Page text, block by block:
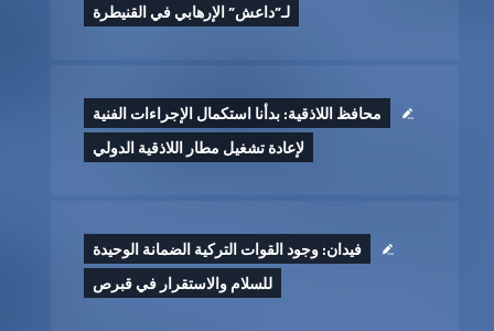
لـ”داعش” الإرهابي في القنيطرة
محافظ اللاذقية: بدأنا استكمال الإجراءات الفنية
لإعادة تشغيل مطار اللاذقية الدولي
فيدان: وجود القوات التركية الضمانة الوحيدة
للسلام والاستقرار في قبرص